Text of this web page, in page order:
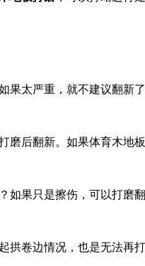
果太严重，就不建议翻新了
磨后翻新。如果体育木地
如果只是擦伤，可以打磨
拱卷边情况，也是无法再打